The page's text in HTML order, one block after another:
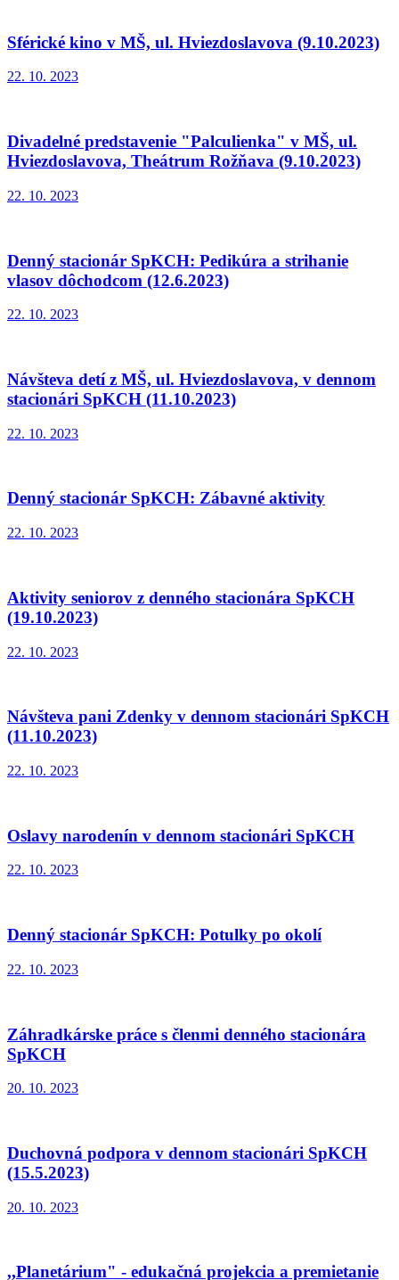
Sférické kino v MŠ, ul. Hviezdoslavova (9.10.2023)
22. 10. 2023
Divadelné predstavenie "Palculienka" v MŠ, ul.
Hviezdoslavova, Theátrum Rožňava (9.10.2023)
22. 10. 2023
Denný stacionár SpKCH: Pedikúra a strihanie
vlasov dôchodcom (12.6.2023)
22. 10. 2023
Návšteva detí z MŠ, ul. Hviezdoslavova, v dennom
stacionári SpKCH (11.10.2023)
22. 10. 2023
Denný stacionár SpKCH: Zábavné aktivity
22. 10. 2023
Aktivity seniorov z denného stacionára SpKCH
(19.10.2023)
22. 10. 2023
Návšteva pani Zdenky v dennom stacionári SpKCH
(11.10.2023)
22. 10. 2023
Oslavy narodenín v dennom stacionári SpKCH
22. 10. 2023
Denný stacionár SpKCH: Potulky po okolí
22. 10. 2023
Záhradkárske práce s členmi denného stacionára
SpKCH
20. 10. 2023
Duchovná podpora v dennom stacionári SpKCH
(15.5.2023)
20. 10. 2023
,,Planetárium" - edukačná projekcia a premietanie